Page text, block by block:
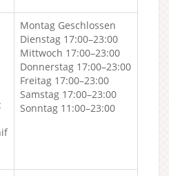
Montag Geschlossen
Dienstag 17:00–23:00
Mittwoch 17:00–23:00
Donnerstag 17:00–23:00
Freitag 17:00–23:00
Samstag 17:00–23:00
Sonntag 11:00–23:00